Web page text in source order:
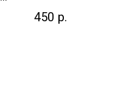
450 р.